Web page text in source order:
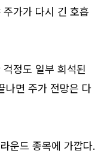
가가 다시 긴 호흡
정도 일부 희석된
나면 주가 전망은 다
운드 종목에 가깝다.